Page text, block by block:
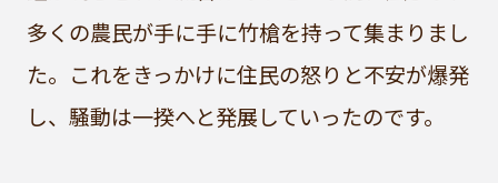
多くの農民が手に手に竹槍を持って集まりまし
た。これをきっかけに住民の怒りと不安が爆発
し、騒動は一揆へと発展していったのです。